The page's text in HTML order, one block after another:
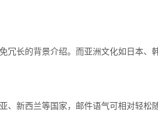
冗长的背景介绍。而亚洲文化如日本、
、新西兰等国家，邮件语气可相对轻松